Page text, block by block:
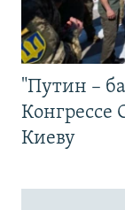
"Путин –
Киеву